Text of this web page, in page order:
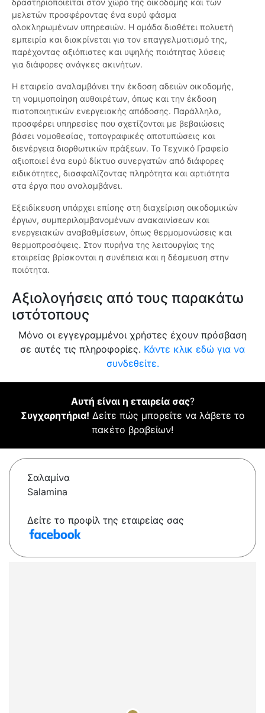
δραστηριοποιείται στον χώρο της οικοδομής και των
μελετών προσφέροντας ένα ευρύ φάσμα
ολοκληρωμένων υπηρεσιών. Η ομάδα διαθέτει πολυετή
εμπειρία και διακρίνεται για τον επαγγελματισμό της,
παρέχοντας αξιόπιστες και υψηλής ποιότητας λύσεις
για διάφορες ανάγκες ακινήτων.
Η εταιρεία αναλαμβάνει την έκδοση αδειών οικοδομής,
τη νομιμοποίηση αυθαιρέτων, όπως και την έκδοση
πιστοποιητικών ενεργειακής απόδοσης. Παράλληλα,
προσφέρει υπηρεσίες που σχετίζονται με βεβαιώσεις
βάσει νομοθεσίας, τοπογραφικές αποτυπώσεις και
διενέργεια διορθωτικών πράξεων. Το Τεχνικό Γραφείο
αξιοποιεί ένα ευρύ δίκτυο συνεργατών από διάφορες
ειδικότητες, διασφαλίζοντας πληρότητα και αρτιότητα
στα έργα που αναλαμβάνει.
Εξειδίκευση υπάρχει επίσης στη διαχείριση οικοδομικών
έργων, συμπεριλαμβανομένων ανακαινίσεων και
ενεργειακών αναβαθμίσεων, όπως θερμομονώσεις και
θερμοπροσόψεις. Στον πυρήνα της λειτουργίας της
εταιρείας βρίσκονται η συνέπεια και η δέσμευση στην
ποιότητα.
Αξιολογήσεις από τους παρακάτω
ιστότοπους
Μόνο οι εγγεγραμμένοι χρήστες έχουν πρόσβαση
σε αυτές τις πληροφορίες. Κάντε κλικ εδώ για να
συνδεθείτε.
Αυτή είναι η εταιρεία σας?
Συγχαρητήρια! Δείτε πώς μπορείτε να λάβετε το
πακέτο βραβείων!
Σαλαμίνα
Salamina
Δείτε το προφίλ της εταιρείας σας